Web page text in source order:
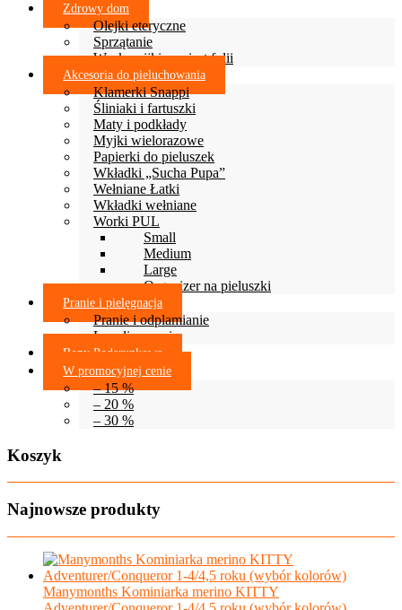
Zdrowy dom
Olejki eteryczne
Sprzątanie
Woskowijki zamiast folii
Akcesoria do pieluchowania
Klamerki Snappi
Śliniaki i fartuszki
Maty i podkłady
Myjki wielorazowe
Papierki do pieluszek
Wkładki „Sucha Pupa”
Wełniane Łatki
Wkładki wełniane
Worki PUL
Small
Medium
Large
Organizer na pieluszki
Pranie i pielęgnacja
Pranie i odplamianie
Lanolinowanie
Bony Podarunkowe
W promocyjnej cenie
– 15 %
– 20 %
– 30 %
Koszyk
Najnowsze produkty
Manymonths Kominiarka merino KITTY